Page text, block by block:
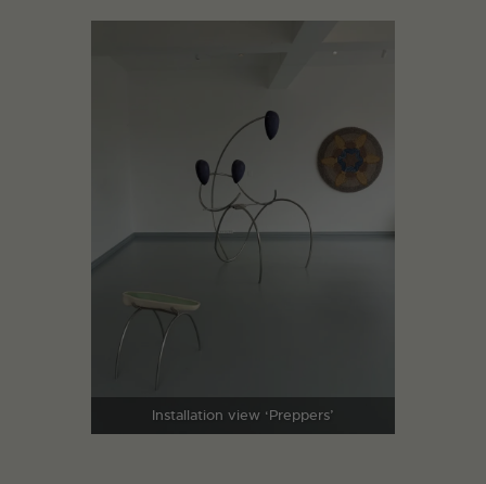
Installation view ‘Preppers’